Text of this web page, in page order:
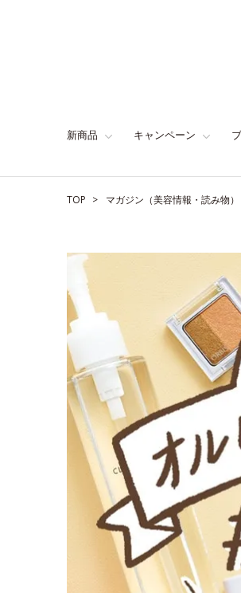
新商品 キャンペーン
TOP マガジン（美容情報・読み物）